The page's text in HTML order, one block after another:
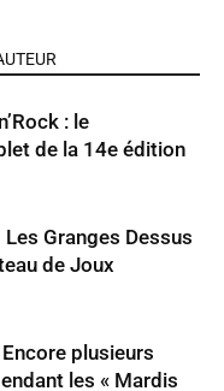
: le
de la 14e édition
Granges Dessus
de Joux
plusieurs
les « Mardis